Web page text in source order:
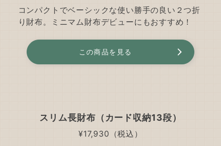
コンパクトでベーシックな使い勝手の良い２つ折
り財布。ミニマム財布デビューにもおすすめ！
この商品を見る
スリム長財布（カード収納13段）
¥17,930（税込）